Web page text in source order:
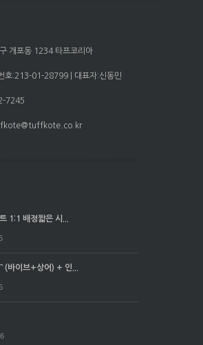
개포동 1234 타프코리아
호:213-01-28799 | 대표자:신동민
7245
1:1 배정짧은 시...
바이브+상어) + 인...